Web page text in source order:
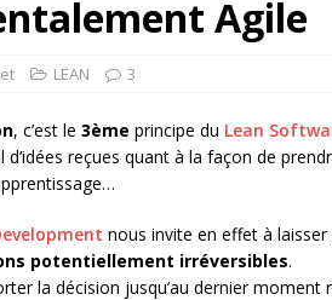
Agile
LEAN 3
, c’est le 3ème principe du Lean
d’idées reçues quant à la façon de
nous invite en effet à
potentiellement irréversibles.
la décision jusqu’au dernier